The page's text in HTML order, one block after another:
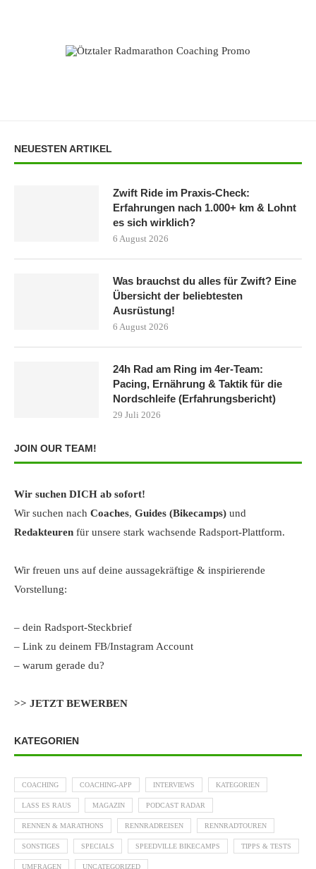
NEUESTEN ARTIKEL
Zwift Ride im Praxis-Check:
Erfahrungen nach 1.000+ km & Lohnt
es sich wirklich?
6 August 2026
Was brauchst du alles für Zwift? Eine
Übersicht der beliebtesten
Ausrüstung!
6 August 2026
24h Rad am Ring im 4er-Team:
Pacing, Ernährung & Taktik für die
Nordschleife (Erfahrungsbericht)
29 Juli 2026
JOIN OUR TEAM!
Wir suchen DICH ab sofort!
Wir suchen nach Coaches, Guides (Bikecamps) und
Redakteuren für unsere stark wachsende Radsport-Plattform.
Wir freuen uns auf deine aussagekräftige & inspirierende
Vorstellung:
– dein Radsport-Steckbrief
– Link zu deinem FB/Instagram Account
– warum gerade du?
>> JETZT BEWERBEN
KATEGORIEN
COACHING COACHING-APP INTERVIEWS KATEGORIEN
LASS ES RAUS MAGAZIN PODCAST RADAR
RENNEN & MARATHONS RENNRADREISEN RENNRADTOUREN
SONSTIGES SPECIALS SPEEDVILLE BIKECAMPS TIPPS & TESTS
UMFRAGEN UNCATEGORIZED